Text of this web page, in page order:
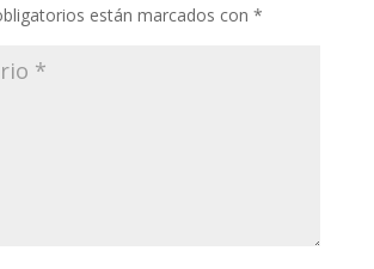
están marcados con *